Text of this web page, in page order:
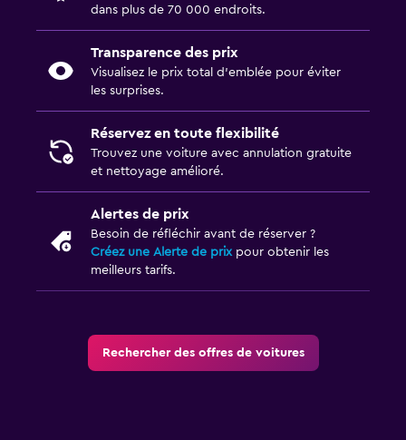
dans plus de 70 000 endroits.
Transparence des prix
Visualisez le prix total d’emblée pour éviter
les surprises.
Réservez en toute flexibilité
Trouvez une voiture avec annulation gratuite
et nettoyage amélioré.
Alertes de prix
Besoin de réfléchir avant de réserver ?
Créez une Alerte de prixpour obtenir les
meilleurs tarifs.
Rechercher des offres de voitures